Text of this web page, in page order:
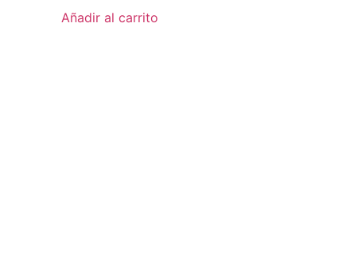
Añadir al carrito